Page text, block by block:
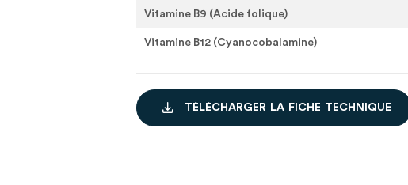
Vitamine B9 (Acide folique)
Vitamine B12 (Cyanocobalamine)
T É LÉCHARG E R LA F CH E T ECH N QU E